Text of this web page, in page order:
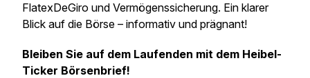
FlatexDeGiro und Vermögenssicherung. Ein klarer
Blick auf die Börse – informativ und prägnant!
Bleiben Sie auf dem Laufenden mit dem Heibel-
Ticker Börsenbrief!